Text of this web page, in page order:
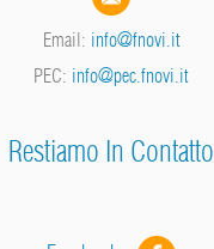
Email: info@fnovi.it
PEC: info@pec.fnovi.it
Restiamo In Contatto